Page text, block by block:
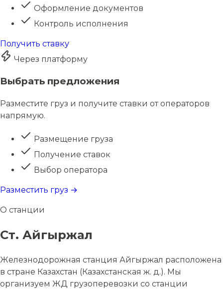
Оформление документов
Контроль исполнения
Получить ставку
Через платформу
Выбрать предложения
Разместите груз и получите ставки от операторов
напрямую.
Размещение груза
Получение ставок
Выбор оператора
Разместить груз →
О станции
Ст. Айгыржал
Железнодорожная станция Айгыржал расположена
в стране Казахстан (Казахстанская ж. д.). Мы
организуем ЖД грузоперевозки со станции